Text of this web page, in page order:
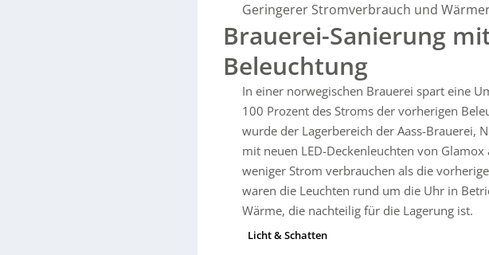
Geringerer Stromverbrauch und
Brauerei-Sanierung
Beleuchtung
In einer norwegischen Brauerei spart eine
100 Prozent des Stroms der vorherigen
wurde der Lagerbereich der Aass-Brauerei,
mit neuen LED-Deckenleuchten von
weniger Strom verbrauchen als die
waren die Leuchten rund um die Uhr in
Wärme, die nachteilig für die Lagerung ist.
Licht & Schatten